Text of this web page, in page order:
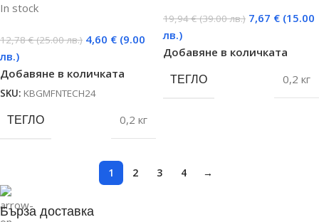
In stock
12,78€ (25.00 лв.) 4,60 € (9.00
лв.)
Добавяне в количката
SKU: KBGMFNTECH24
ТЕГЛО 0,2 кг
19,94€ (39.00 лв.) 7,67 € (15.00
лв.)
Добавяне в количката
ТЕГЛО
0,2 кг
1 2 3 4 →
Бърза доставка